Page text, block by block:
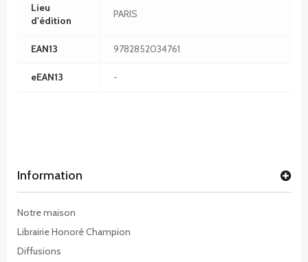
Lieu
d'édition
PARIS
EAN13 9782852034761
eEAN13 -
Information
Notre maison
Librairie Honoré Champion
Diffusions